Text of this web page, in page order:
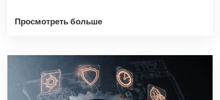
типичных ошибок.
Просмотреть больше